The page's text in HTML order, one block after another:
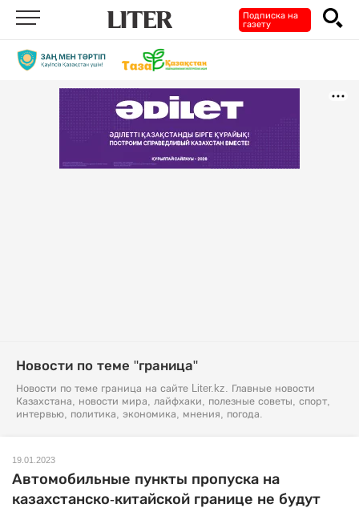
Подписка на
газету
Новости по теме "граница"
Новости по теме граница на сайте Liter.kz. Главные новости
Казахстана, новости мира, лайфхаки, полезные советы, спорт,
интервью, политика, экономика, мнения, погода.
19.01.2023
Автомобильные пункты пропуска на
казахстанско-китайской границе не будут